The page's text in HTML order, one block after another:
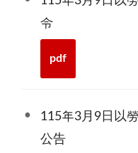
令
pdf
115年3月9日以
公告